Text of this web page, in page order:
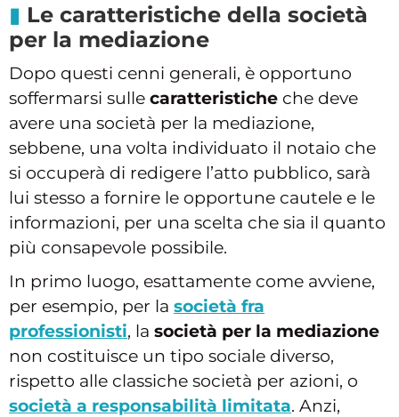
Le caratteristiche della società
per la mediazione
Dopo questi cenni generali, è opportuno
soffermarsi sulle caratteristiche che deve
avere una società per la mediazione,
sebbene, una volta individuato il notaio che
si occuperà di redigere l’atto pubblico, sarà
lui stesso a fornire le opportune cautele e le
informazioni, per una scelta che sia il quanto
più consapevole possibile.
In primo luogo, esattamente come avviene,
per esempio, per la società fra
professionisti, la società per la mediazione
non costituisce un tipo sociale diverso,
rispetto alle classiche società per azioni, o
società a responsabilità limitata. Anzi,